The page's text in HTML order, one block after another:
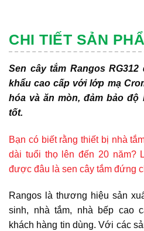
CHI TIẾT SẢN
Sen cây tắm Rangos
khẩu cao cấp với lớp mạ
hóa và ăn mòn, đảm bảo độ
tốt.
Bạn có biết rằng thiết bị nhà
dài tuổi thọ lên đến 20 năm?
được đâu là sen cây tắm đứng
Rangos là thương hiệu sản
sinh, nhà tắm, nhà bếp cao
khách hàng tin dùng. Với các